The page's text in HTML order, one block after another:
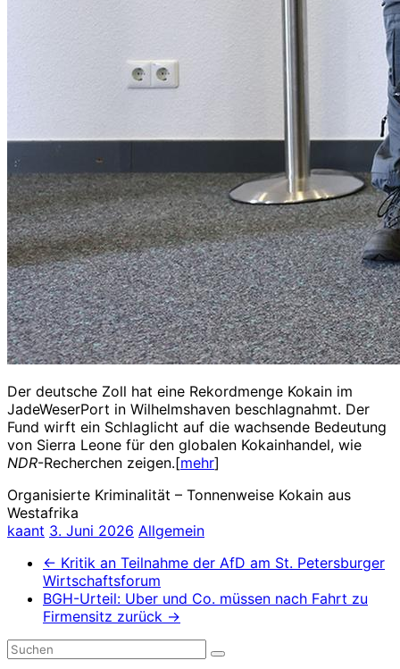
Der deutsche Zoll hat eine Rekordmenge Kokain im
JadeWeserPort in Wilhelmshaven beschlagnahmt. Der
Fund wirft ein Schlaglicht auf die wachsende Bedeutung
von Sierra Leone für den globalen Kokainhandel, wie
NDR-Recherchen zeigen.[mehr]
Organisierte Kriminalität – Tonnenweise Kokain aus
Westafrika
kaant 3. Juni 2026 Allgemein
← Kritik an Teilnahme der AfD am St. Petersburger
Wirtschaftsforum
BGH-Urteil: Uber und Co. müssen nach Fahrt zu
Firmensitz zurück →